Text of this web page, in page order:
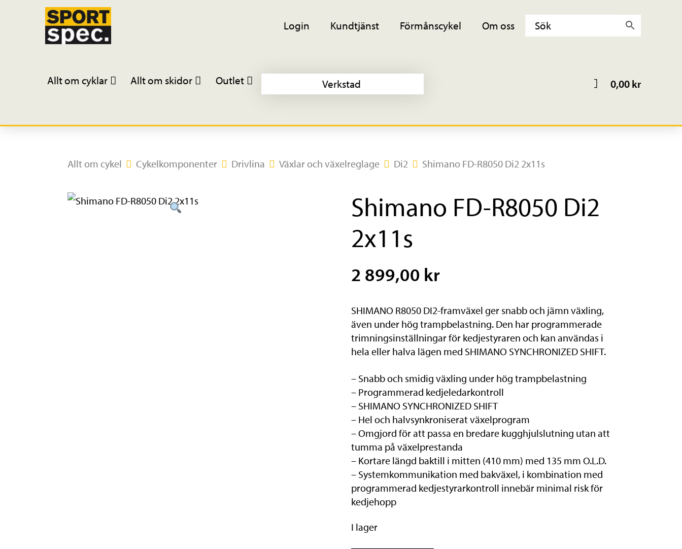
Login Kundtjänst Förmånscykel Om oss
Allt om cyklar Allt om skidor Outlet Verkstad 0,00kr
Allt om cykel Cykelkomponenter Drivlina Växlar och växelreglage Di2 Shimano FD-R8050 Di2 2x11s
Shimano FD-R8050 Di2
2x11s
2 899,00 kr
SHIMANO R8050 DI2-framväxel ger snabb och jämn växling,
även under hög trampbelastning. Den har programmerade
trimningsinställningar för kedjestyraren och kan användas i
hela eller halva lägen med SHIMANO SYNCHRONIZED SHIFT.
– Snabb och smidig växling under hög trampbelastning
– Programmerad kedjeledarkontroll
– SHIMANO SYNCHRONIZED SHIFT
– Hel och halvsynkroniserat växelprogram
– Omgjord för att passa en bredare kugghjulslutning utan att
tumma på växelprestanda
– Kortare längd baktill i mitten (410 mm) med 135 mm O.L.D.
– Systemkommunikation med bakväxel, i kombination med
programmerad kedjestyrarkontroll innebär minimal risk för
kedjehopp
I lager